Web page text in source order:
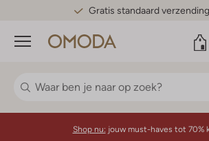
Gratis standaard
Menu
Shop nu: jouw must-haves tot 70%